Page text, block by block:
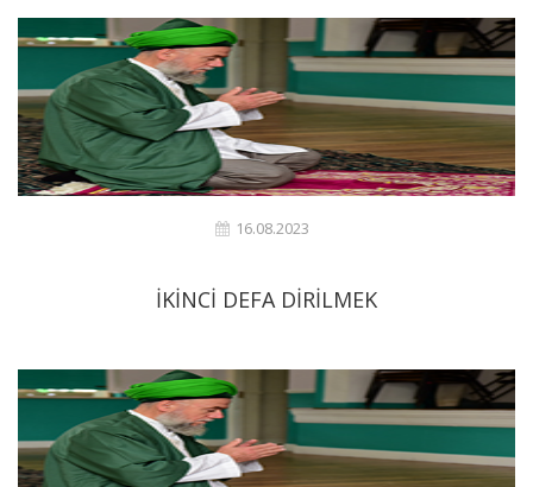
16.08.2023
İKİNCİ DEFA DİRİLMEK